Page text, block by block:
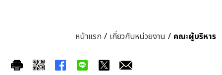
หน้าแรก / เกี่ยวกับหน่วยงาน / คณะผู้บริหาร